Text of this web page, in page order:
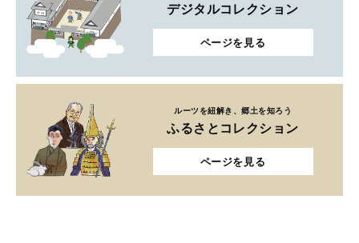
デジタルコレクション
ページを見る
ルーツを紐解き、郷土を知ろう
ふるさとコレクション
ページを見る